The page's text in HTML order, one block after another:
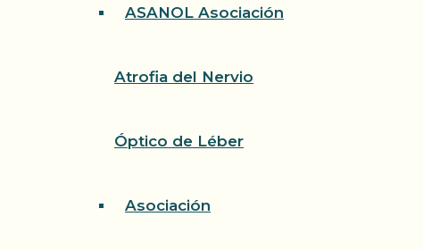
ASANOL Asociación
Atrofia del Nervio
Óptico de Léber
Asociación